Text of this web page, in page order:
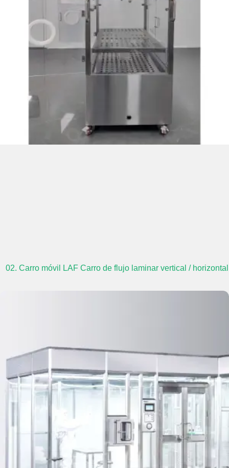
02. Carro móvil LAF Carro de flujo laminar vertical / horizontal